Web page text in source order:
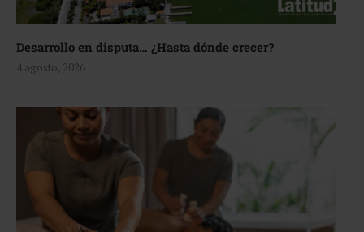
Desarrollo en disputa… ¿Hasta dónde crecer?
4 agosto, 2026